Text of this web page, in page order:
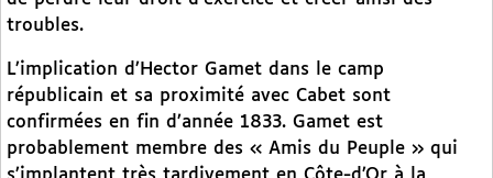
troubles.
L’implication d’Hector Gamet dans le camp
républicain et sa proximité avec Cabet sont
confirmées en fin d’année 1833. Gamet est
probablement membre des « Amis du Peuple » qui